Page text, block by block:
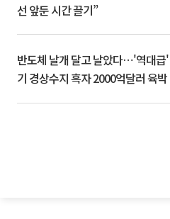
선 앞둔 시간 끌기”
반도체 날개 달고 날았다⋯'역대급
기 경상수지 흑자 2000억달러 육